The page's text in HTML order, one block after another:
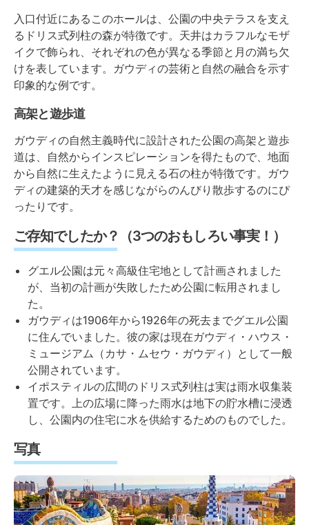
入口付近にあるこのホールは、公園の中央テラスを支え
るドリス式列柱の森が特徴です。天井はカラフルなモザ
イクで飾られ、それぞれの色が異なる季節と月の満ち欠
けを表しています。ガウディの芸術と自然の融合を示す
印象的な例です。
高架と遊歩道
ガウディの自然主義時代に設計された公園の高架と遊歩
道は、自然からインスピレーションを得たもので、地面
から自然に生えたように見える石の柱が特徴です。ガウ
ディの建築的天才を感じながらのんびり散歩するのにぴ
ったりです。
ご存知でしたか？（3つのおもしろい事実！）
グエル公園は元々高級住宅地として計画されました
が、当初の計画が失敗したため公園に転用されまし
た。
ガウディは1906年から1926年の死去までグエル公園
に住んでいました。彼の家は現在ガウディ・ハウス・
ミュージアム（カサ・ムセウ・ガウディ）として一般
公開されています。
イポスティルの広間のドリス式列柱は実は雨水収集装
置です。上の広場に降った雨水は地下の貯水槽に浸透
し、公園内の住宅に水を供給するためのものでした。
写真